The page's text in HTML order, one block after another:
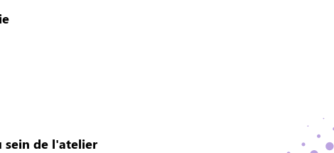
sein de l'atelier